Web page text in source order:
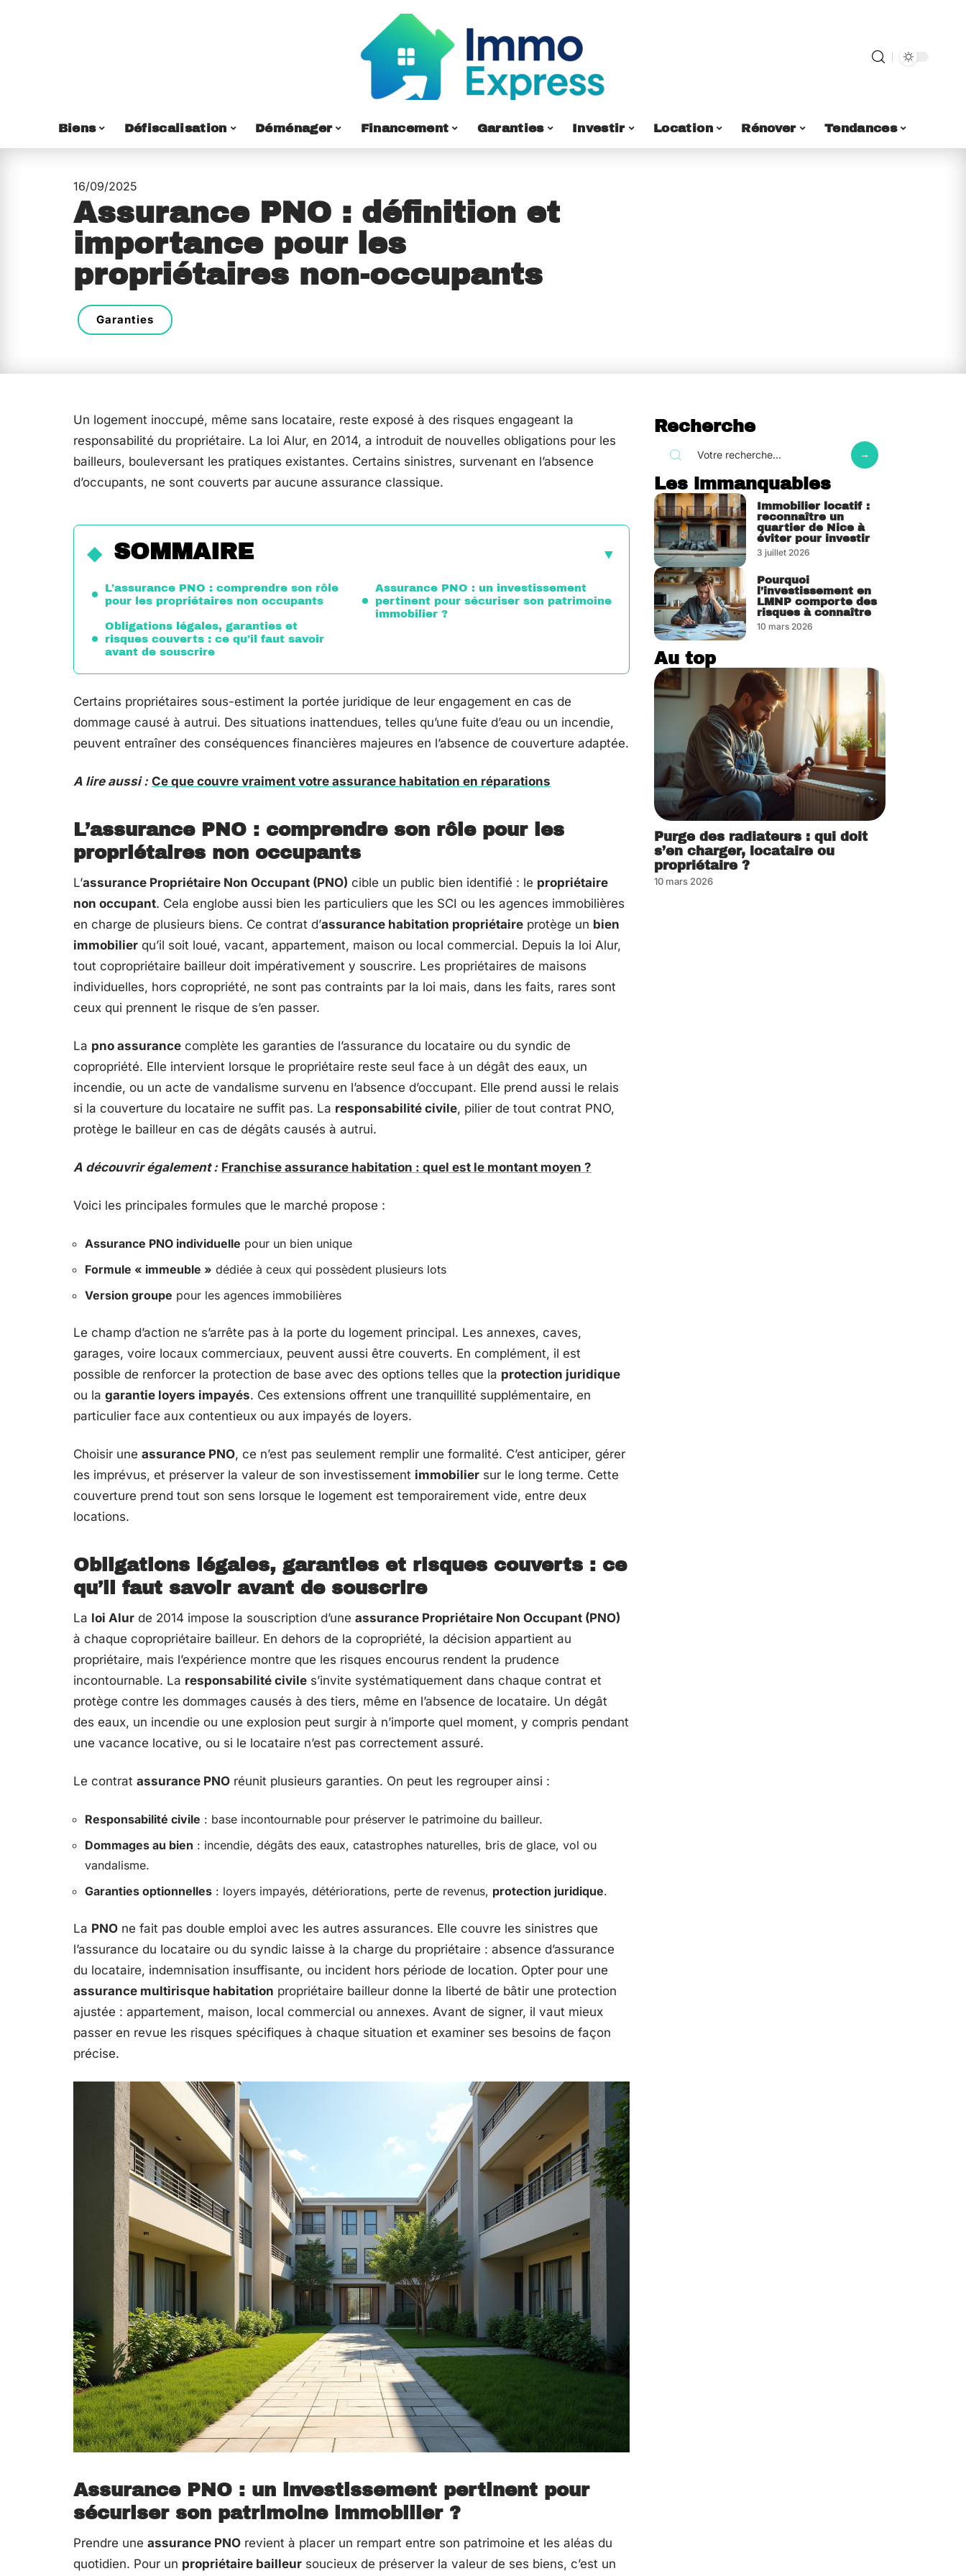
Biens Défiscalisation Déménager Financement Garanties Investir Location Rénover Tendances
16/09/2025
Assurance PNO : définition et
importance pour les
propriétaires non-occupants
Garanties
Un logement inoccupé, même sans locataire, reste exposé à des risques engageant la
responsabilité du propriétaire. La loi Alur, en 2014, a introduit de nouvelles obligations pour les
bailleurs, bouleversant les pratiques existantes. Certains sinistres, survenant en l’absence
d’occupants, ne sont couverts par aucune assurance classique.
SOMMAIRE
L’assurance PNO : comprendre son rôle
pour les propriétaires non occupants
Obligations légales, garanties et
risques couverts : ce qu’il faut savoir
avant de souscrire
Assurance PNO : un investissement
pertinent pour sécuriser son patrimoine
immobilier ?
Certains propriétaires sous-estiment la portée juridique de leur engagement en cas de
dommage causé à autrui. Des situations inattendues, telles qu’une fuite d’eau ou un incendie,
peuvent entraîner des conséquences financières majeures en l’absence de couverture adaptée.
A lire aussi : Ce que couvre vraiment votre assurance habitation en réparations
L’assurance PNO : comprendre son rôle pour les
propriétaires non occupants
L’assurance Propriétaire Non Occupant (PNO) cible un public bien identifié : le propriétaire
non occupant. Cela englobe aussi bien les particuliers que les SCI ou les agences immobilières
en charge de plusieurs biens. Ce contrat d’assurance habitation propriétaire protège un bien
immobilier qu’il soit loué, vacant, appartement, maison ou local commercial. Depuis la loi Alur,
tout copropriétaire bailleur doit impérativement y souscrire. Les propriétaires de maisons
individuelles, hors copropriété, ne sont pas contraints par la loi mais, dans les faits, rares sont
ceux qui prennent le risque de s’en passer.
La pno assurance complète les garanties de l’assurance du locataire ou du syndic de
copropriété. Elle intervient lorsque le propriétaire reste seul face à un dégât des eaux, un
incendie, ou un acte de vandalisme survenu en l’absence d’occupant. Elle prend aussi le relais
si la couverture du locataire ne suffit pas. La responsabilité civile, pilier de tout contrat PNO,
protège le bailleur en cas de dégâts causés à autrui.
A découvrir également : Franchise assurance habitation : quel est le montant moyen ?
Voici les principales formules que le marché propose :
Assurance PNO individuelle pour un bien unique
Formule « immeuble » dédiée à ceux qui possèdent plusieurs lots
Version groupe pour les agences immobilières
Le champ d’action ne s’arrête pas à la porte du logement principal. Les annexes, caves,
garages, voire locaux commerciaux, peuvent aussi être couverts. En complément, il est
possible de renforcer la protection de base avec des options telles que la protection juridique
ou la garantie loyers impayés. Ces extensions offrent une tranquillité supplémentaire, en
particulier face aux contentieux ou aux impayés de loyers.
Choisir une assurance PNO, ce n’est pas seulement remplir une formalité. C’est anticiper, gérer
les imprévus, et préserver la valeur de son investissement immobilier sur le long terme. Cette
couverture prend tout son sens lorsque le logement est temporairement vide, entre deux
locations.
Obligations légales, garanties et risques couverts : ce
qu’il faut savoir avant de souscrire
La loi Alur de 2014 impose la souscription d’une assurance Propriétaire Non Occupant (PNO)
à chaque copropriétaire bailleur. En dehors de la copropriété, la décision appartient au
propriétaire, mais l’expérience montre que les risques encourus rendent la prudence
incontournable. La responsabilité civile s’invite systématiquement dans chaque contrat et
protège contre les dommages causés à des tiers, même en l’absence de locataire. Un dégât
des eaux, un incendie ou une explosion peut surgir à n’importe quel moment, y compris pendant
une vacance locative, ou si le locataire n’est pas correctement assuré.
Le contrat assurance PNO réunit plusieurs garanties. On peut les regrouper ainsi :
Responsabilité civile : base incontournable pour préserver le patrimoine du bailleur.
Dommages au bien : incendie, dégâts des eaux, catastrophes naturelles, bris de glace, vol ou
vandalisme.
Garanties optionnelles : loyers impayés, détériorations, perte de revenus, protection juridique.
La PNO ne fait pas double emploi avec les autres assurances. Elle couvre les sinistres que
l’assurance du locataire ou du syndic laisse à la charge du propriétaire : absence d’assurance
du locataire, indemnisation insuffisante, ou incident hors période de location. Opter pour une
assurance multirisque habitation propriétaire bailleur donne la liberté de bâtir une protection
ajustée : appartement, maison, local commercial ou annexes. Avant de signer, il vaut mieux
passer en revue les risques spécifiques à chaque situation et examiner ses besoins de façon
précise.
Assurance PNO : un investissement pertinent pour
sécuriser son patrimoine immobilier ?
Prendre une assurance PNO revient à placer un rempart entre son patrimoine et les aléas du
quotidien. Pour un propriétaire bailleur soucieux de préserver la valeur de ses biens, c’est un
Recherche
Les immanquables
Immobilier locatif :
reconnaître un
quartier de Nice à
éviter pour investir
3 juillet 2026
Pourquoi
l’investissement en
LMNP comporte des
risques à connaître
10 mars 2026
Au top
Purge des radiateurs : qui doit
s’en charger, locataire ou
propriétaire ?
10 mars 2026